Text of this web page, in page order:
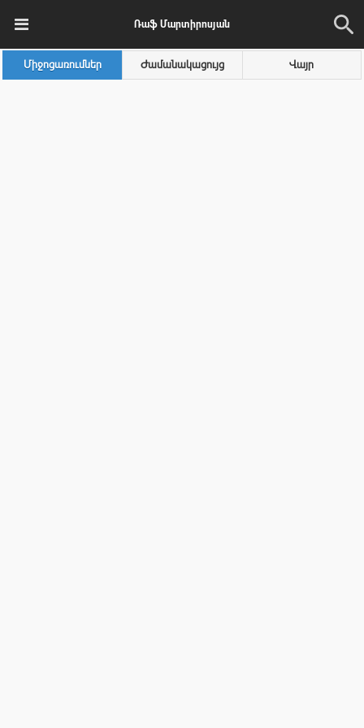
Ռաֆ Մարտիրոսյան
Միջոցառումներ Ժամանակացույց Վայր